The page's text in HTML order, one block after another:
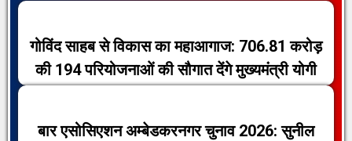
गोविंद साहब से विकास का महाआगाज: 706.81 करोड़
की 194 परियोजनाओं की सौगात देंगे मुख्यमंत्री योगी
बार एसोसिएशन अम्बेडकरनगर चुनाव 2026: सुनील